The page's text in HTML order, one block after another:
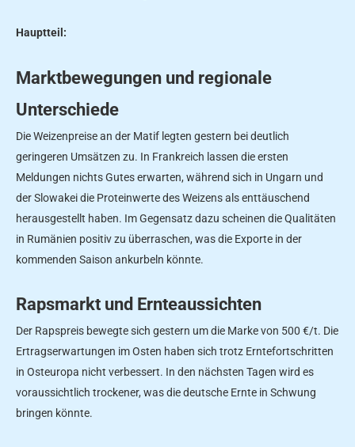
Hauptteil:
Marktbewegungen und regionale
Unterschiede
Die Weizenpreise an der Matif legten gestern bei deutlich
geringeren Umsätzen zu. In Frankreich lassen die ersten
Meldungen nichts Gutes erwarten, während sich in Ungarn und
der Slowakei die Proteinwerte des Weizens als enttäuschend
herausgestellt haben. Im Gegensatz dazu scheinen die Qualitäten
in Rumänien positiv zu überraschen, was die Exporte in der
kommenden Saison ankurbeln könnte.
Rapsmarkt und Ernteaussichten
Der Rapspreis bewegte sich gestern um die Marke von 500 €/t. Die
Ertragserwartungen im Osten haben sich trotz Erntefortschritten
in Osteuropa nicht verbessert. In den nächsten Tagen wird es
voraussichtlich trockener, was die deutsche Ernte in Schwung
bringen könnte.